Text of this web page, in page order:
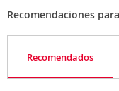
Recomendaciones
Recomendados